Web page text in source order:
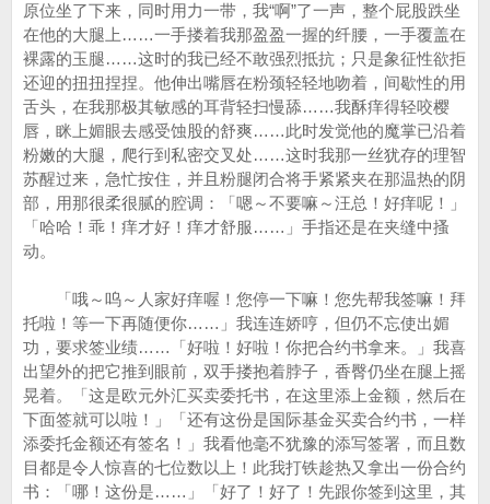
原位坐了下来，同时用力一带，我“啊”了一声，整个屁股跌坐
在他的大腿上……一手搂着我那盈盈一握的纤腰，一手覆盖在
裸露的玉腿……这时的我已经不敢强烈抵抗；只是象征性欲拒
还迎的扭扭捏捏。他伸出嘴唇在粉颈轻轻地吻着，间歇性的用
舌头，在我那极其敏感的耳背轻扫慢舔……我酥痒得轻咬樱
唇，眯上媚眼去感受蚀股的舒爽……此时发觉他的魔掌已沿着
粉嫩的大腿，爬行到私密交叉处……这时我那一丝犹存的理智
苏醒过来，急忙按住，并且粉腿闭合将手紧紧夹在那温热的阴
部，用那很柔很腻的腔调：「嗯～不要嘛～汪总！好痒呢！」
「哈哈！乖！痒才好！痒才舒服……」手指还是在夹缝中搔
动。
「哦～呜～人家好痒喔！您停一下嘛！您先帮我签嘛！拜
托啦！等一下再随便你……」我连连娇哼，但仍不忘使出媚
功，要求签业绩……「好啦！好啦！你把合约书拿来。」我喜
出望外的把它推到眼前，双手搂抱着脖子，香臀仍坐在腿上摇
晃着。「这是欧元外汇买卖委托书，在这里添上金额，然后在
下面签就可以啦！」「还有这份是国际基金买卖合约书，一样
添委托金额还有签名！」我看他毫不犹豫的添写签署，而且数
目都是令人惊喜的七位数以上！此我打铁趁热又拿出一份合约
书：「哪！这份是……」「好了！好了！先跟你签到这里，其